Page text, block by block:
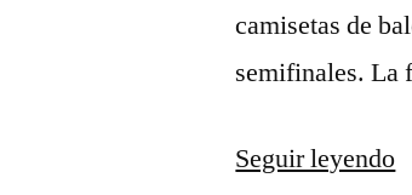
camisetas de
semifinales. La
Seguir leyendo